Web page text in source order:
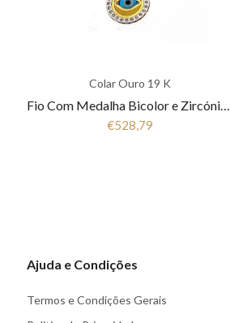
Colar Ouro 19 K
Fio Com Medalha Bicolor e Zircónias Ouro 19.25Kt COL2993
€528,79
Ajuda e Condições
Termos e Condições Gerais